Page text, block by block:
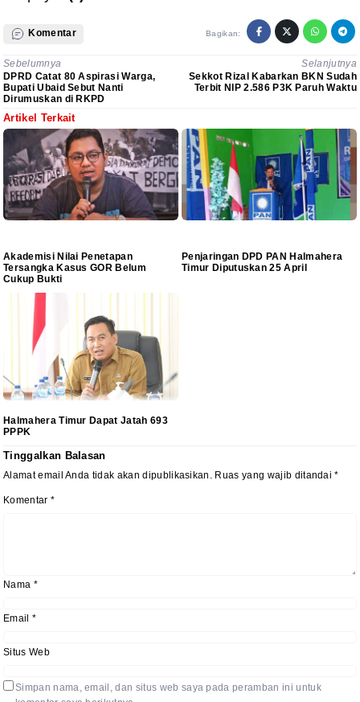
Komentar Bagikan:
Sebelumnya
DPRD Catat 80 Aspirasi Warga,
Bupati Ubaid Sebut Nanti
Dirumuskan di RKPD
Selanjutnya
Sekkot Rizal Kabarkan BKN Sudah
Terbit NIP 2.586 P3K Paruh Waktu
Artikel Terkait
Akademisi Nilai Penetapan
Tersangka Kasus GOR Belum
Cukup Bukti
Penjaringan DPD PAN Halmahera
Timur Diputuskan 25 April
Halmahera Timur Dapat Jatah 693
PPPK
Tinggalkan Balasan
Alamat email Anda tidak akan dipublikasikan. Ruas yang wajib ditandai*
Komentar *
Nama *
Email *
Situs Web
Simpan nama, email, dan situs web saya pada peramban ini untuk